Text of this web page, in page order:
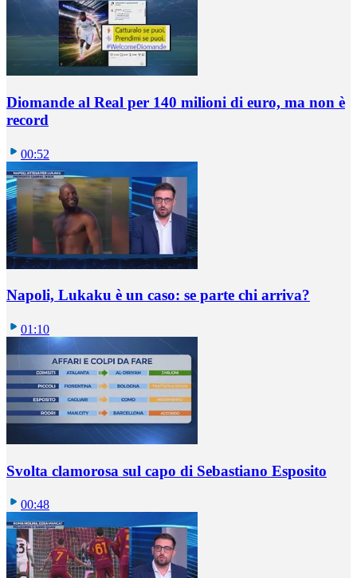
Diomande al Real per 140 milioni di euro, ma non è
record
00:52
Napoli, Lukaku è un caso: se parte chi arriva?
01:10
Svolta clamorosa sul capo di Sebastiano Esposito
00:48